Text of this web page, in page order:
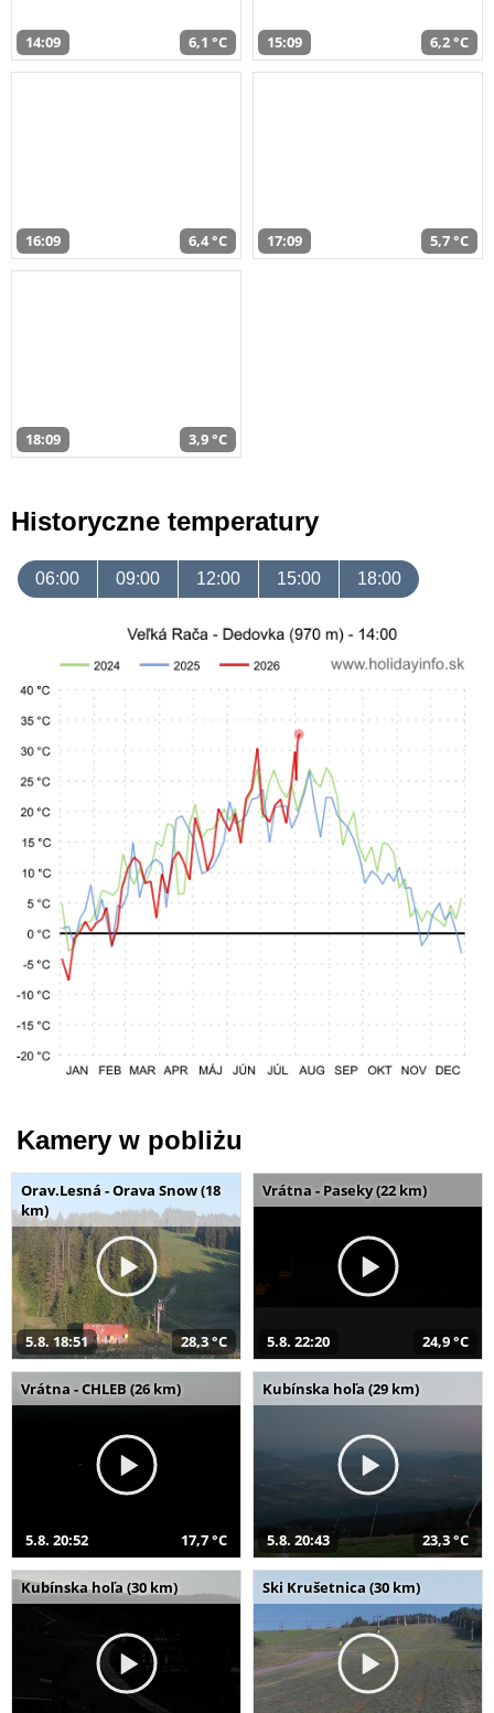
14:09 6,1 °C 15:09 6,2 °C
16:09 6,4 °C 17:09 5,7 °C
18:09 3,9 °C
Historyczne temperatury
06:00 09:00 12:00 15:00 18:00
Kamery w pobliżu
Orav.Lesná - Orava Snow (18
km)
5.8. 18:51 28,3 °C
Vrátna - Paseky (22 km)
5.8. 22:20 24,9 °C
Vrátna - CHLEB (26 km)
5.8. 20:52 17,7 °C
Kubínska hoľa (29 km)
5.8. 20:43 23,3 °C
Kubínska hoľa (30 km) Ski Krušetnica (30 km)